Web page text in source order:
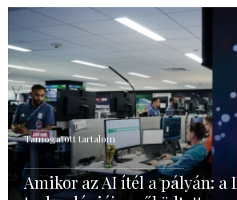
Támogatott tartalom
Amikor az AI ítél a pályán: a